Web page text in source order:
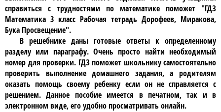
справиться с трудностями по математике поможет "ГДЗ
Математика 3 класс Рабочая тетрадь Дорофеев, Миракова,
Бука Просвещение".
В решебнике даны готовые ответы к определенному
разделу или параграфу. Очень просто найти необходимый
номер для проверки. ГДЗпоможет школьнику самостоятельно
проверить выполнение домашнего задания, а родителям
оказать помощь своему ребенку если он не справляется с
решением. Данное пособие имеется в печатном, так и в
электронном виде, его удобно просматривать онлайн.